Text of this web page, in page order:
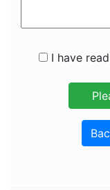
I have